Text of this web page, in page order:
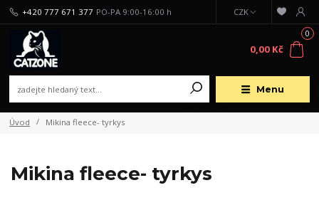
Menu
CZK
+420 777 671 377 PO-PA 9:00-16:00 h
0
0,00 Kč
Úvod Mikina fleece- tyrkys
Mikina fleece- tyrkys